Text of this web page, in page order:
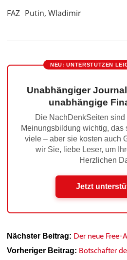
FAZ Putin, Wladimir
NEU: UNTERSTÜTZEN
Unabhängiger
unabhängige
Die NachDenkSeiten
Meinungsbildung wichtig, das
viele – aber sie kosten auch
wir Sie, liebe Leser, um
Herzlichen
Jetzt
Nächster Beitrag: Der neue Free-
Vorheriger Beitrag: Botschafter